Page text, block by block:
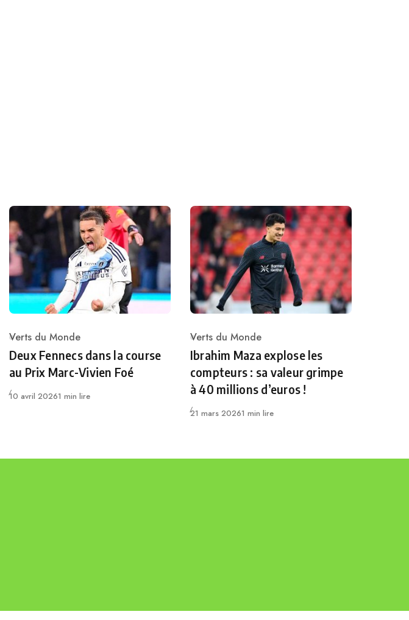
Category
Verts du Monde
Deux Fennecs dans la course
au Prix Marc-Vivien Foé
Publié
10 avril 20261 min lire
Category
Verts du Monde
Ibrahim Maza explose les
compteurs : sa valeur grimpe
à 40 millions d’euros !
Publié
21 mars 20261 min lire